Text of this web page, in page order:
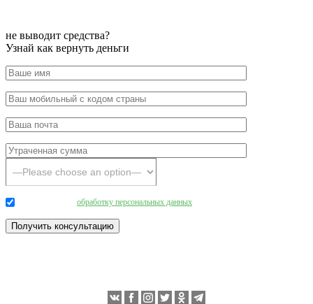
не выводит средства?
Узнай как вернуть деньги
обработку персональных данных